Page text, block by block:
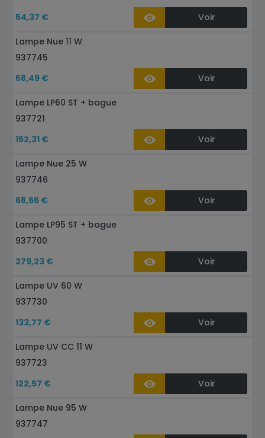
54,37 €
Voir
Lampe Nue 11 W
937745
58,49 €
Voir
Lampe LP60 ST + bague
937721
152,31 €
Voir
Lampe Nue 25 W
937746
68,55 €
Voir
Lampe LP95 ST + bague
937700
279,23 €
Voir
Lampe UV 60 W
937730
133,77 €
Voir
Lampe UV CC 11 W
937723
122,57 €
Voir
Lampe Nue 95 W
937747